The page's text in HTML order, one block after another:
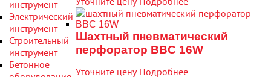
инструмент
Электрический
инструмент
Строительный
инструмент
Бетонное
Шахтный пневматический
перфоратор BBC 16W
Уточните цену Подробнее